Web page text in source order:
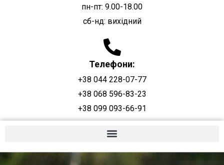
пн-пт: 9.00-18.00
сб-нд: вихідний
Телефони:
+38 044 228-07-77
+38 068 596-83-23
+38 099 093-66-91